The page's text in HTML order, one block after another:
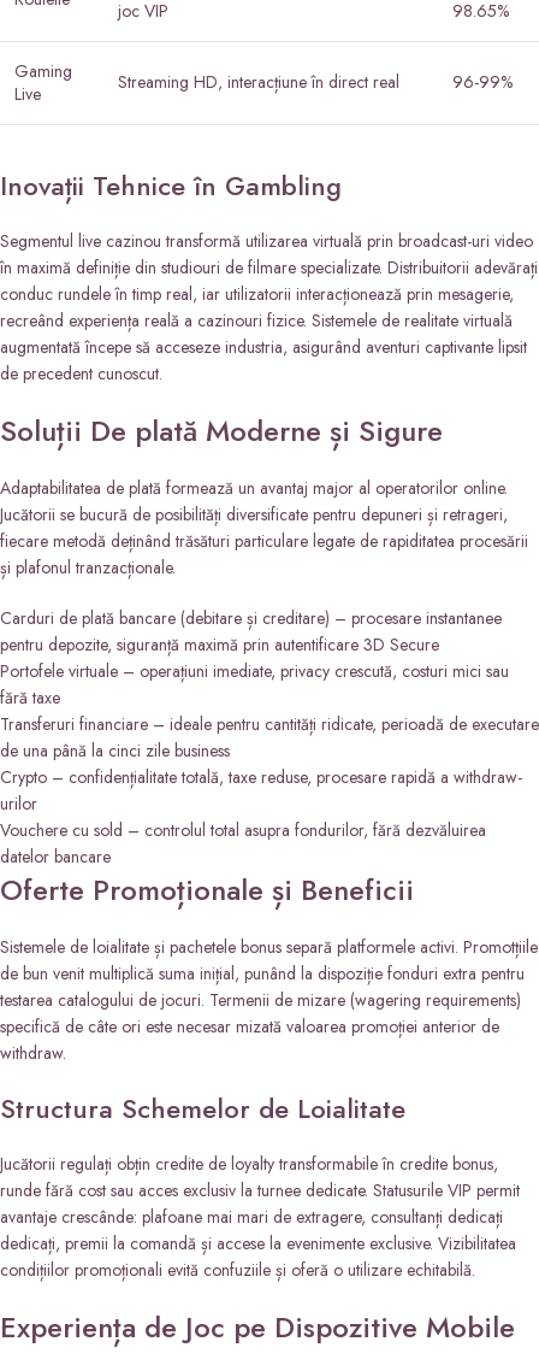
joc VIP
98.65%
Gaming
Live
Streaming HD, interacțiune în direct real 96-99%
Inovații Tehnice în Gambling
Segmentul live cazinou transformă utilizarea virtuală prin broadcast-uri video
în maximă definiție din studiouri de filmare specializate. Distribuitorii adevărați
conduc rundele în timp real, iar utilizatorii interacționează prin mesagerie,
recreând experiența reală a cazinouri fizice. Sistemele de realitate virtuală
augmentată începe să acceseze industria, asigurând aventuri captivante lipsit
de precedent cunoscut.
Soluții De plată Moderne și Sigure
Adaptabilitatea de plată formează un avantaj major al operatorilor online.
Jucătorii se bucură de posibilități diversificate pentru depuneri și retrageri,
fiecare metodă deținând trăsături particulare legate de rapiditatea procesării
și plafonul tranzacționale.
Carduri de plată bancare (debitare și creditare) – procesare instantanee
pentru depozite, siguranță maximă prin autentificare 3D Secure
Portofele virtuale – operațiuni imediate, privacy crescută, costuri mici sau
fără taxe
Transferuri financiare – ideale pentru cantități ridicate, perioadă de executare
de una până la cinci zile business
Crypto – confidențialitate totală, taxe reduse, procesare rapidă a withdraw-
urilor
Vouchere cu sold – controlul total asupra fondurilor, fără dezvăluirea
datelor bancare
Oferte Promoționale și Beneficii
Sistemele de loialitate și pachetele bonus separă platformele activi. Promotțiile
de bun venit multiplică suma inițial, punând la dispoziție fonduri extra pentru
testarea catalogului de jocuri. Termenii de mizare (wagering requirements)
specifică de câte ori este necesar mizată valoarea promoției anterior de
withdraw.
Structura Schemelor de Loialitate
Jucătorii regulați obțin credite de loyalty transformabile în credite bonus,
runde fără cost sau acces exclusiv la turnee dedicate. Statusurile VIP permit
avantaje crescânde: plafoane mai mari de extragere, consultanți dedicați
dedicați, premii la comandă și accese la evenimente exclusive. Vizibilitatea
condițiilor promoționali evită confuziile și oferă o utilizare echitabilă.
Experiența de Joc pe Dispozitive Mobile